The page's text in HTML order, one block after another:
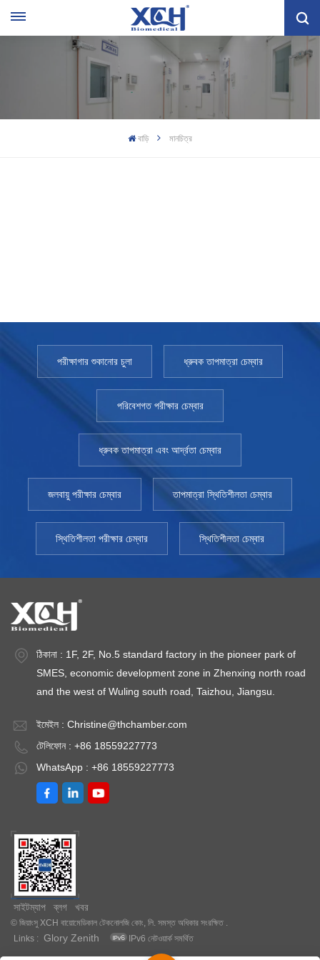
বাড়ি মানচিত্র
পরীক্ষাগার শুকানোর চুলা ধ্রুবক তাপমাত্রা চেম্বার
পরিবেশগত পরীক্ষার চেম্বার
ধ্রুবক তাপমাত্রা এবং আর্দ্রতা চেম্বার
জলবায়ু পরীক্ষার চেম্বার তাপমাত্রা স্থিতিশীলতা চেম্বার
স্থিতিশীলতা পরীক্ষার চেম্বার স্থিতিশীলতা চেম্বার
ঠিকানা : 1F, 2F, No.5 standard factory in the pioneer park of
SMES, economic development zone in Zhenxing north road
and the west of Wuling south road, Taizhou, Jiangsu.
ইমেইল : Christine@thchamber.com
টেলিফোন : +86 18559227773
WhatsApp : +86 18559227773
সাইটম্যাপ ব্লগ খবর
© জিয়াংসু XCH বায়োমেডিকাল টেকনোলজি কোং, লি. সমস্ত অধিকার সংরক্ষিত .
Links :
Glory Zenith IPv6 নেটওয়ার্ক সমর্থিত